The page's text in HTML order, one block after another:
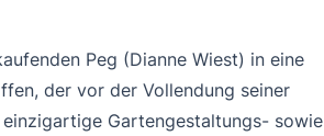
Peg (Dianne Wiest) in eine
der vor der Vollendung seiner
Gartengestaltungs- sowie